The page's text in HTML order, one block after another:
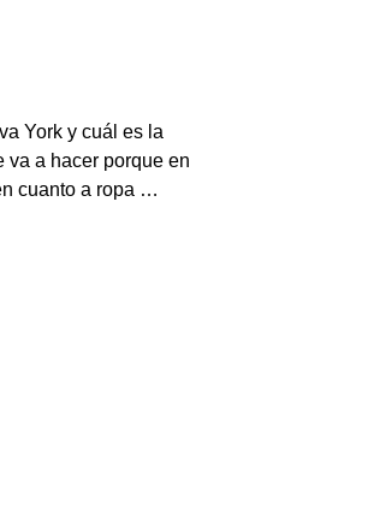
York y cuál es la
va a hacer porque en
cuanto a ropa …